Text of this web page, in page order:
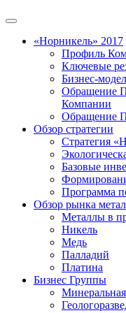
«Норникель» 2017
Профиль
Ключевые
Бизнес-
Обращение
Компании
Обращение
Обзор стратегии
Стратегия
Базовые
Программа
Обзор рынка
Металлы в
Никель
Медь
Палладий
Платина
Бизнес Группы
Минеральная